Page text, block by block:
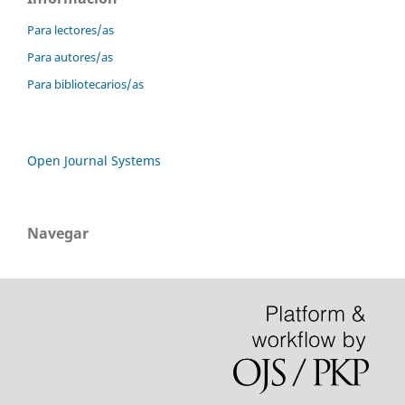
Para lectores/as
Para autores/as
Para bibliotecarios/as
Open Journal Systems
Navegar